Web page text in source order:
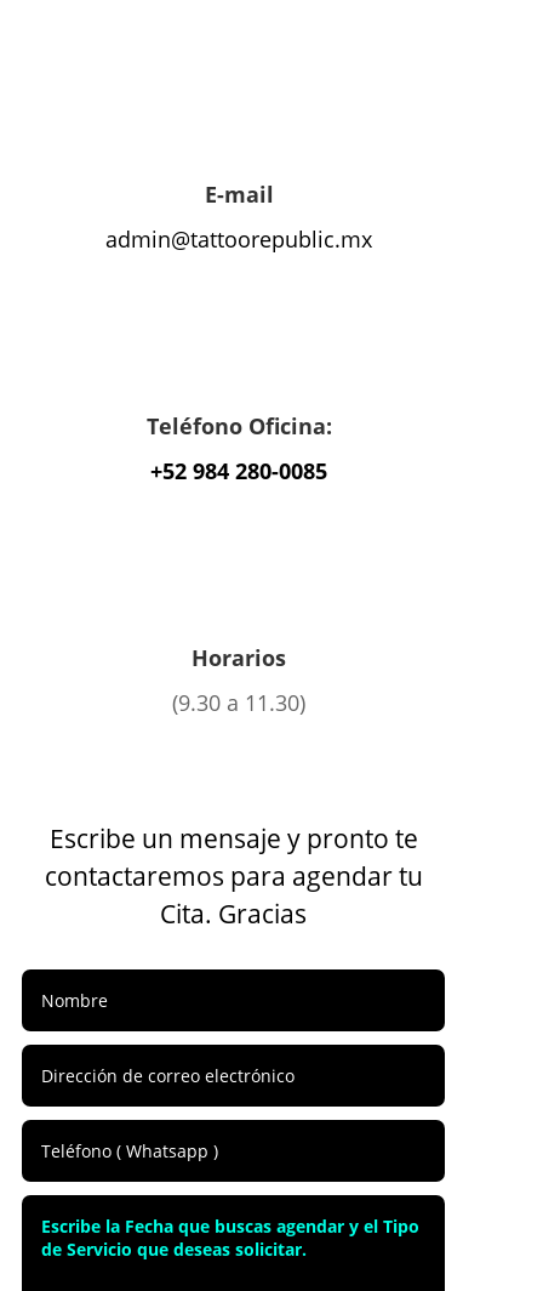
E-mail
admin@tattoorepublic.mx
Teléfono Oficina:
+52 984 280-0085
Horarios
(9.30 a 11.30)
Escribe un mensaje y pronto te
contactaremos para agendar tu
Cita. Gracias